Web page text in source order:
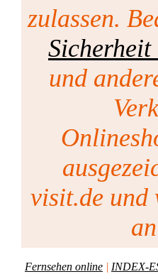
zulassen.
und
visit.de und
Fernsehen online | INDEX-